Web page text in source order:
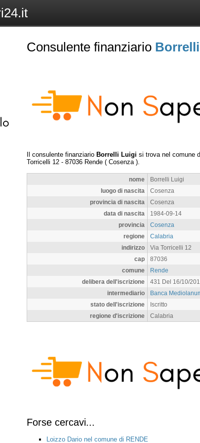
Consulente finanziario
Il consulente finanziario Borrelli Luigi si trova nel comune
Torricelli 12 - 87036 Rende ( Cosenza ).
nome
Borrelli Luigi
luogo di nascita
Cosenza
provincia di nascita
Cosenza
data di nascita
1984-09-14
provincia
Cosenza
regione
Calabria
indirizzo
Via Torricelli 12
cap
87036
comune
Rende
delibera dell'iscrizione
431 Del 16/10/
intermediario
Banca
stato dell'iscrizione
Iscritto
regione d'iscrizione
Calabria
Forse cercavi...
Loizzo Dario nel comune di RENDE